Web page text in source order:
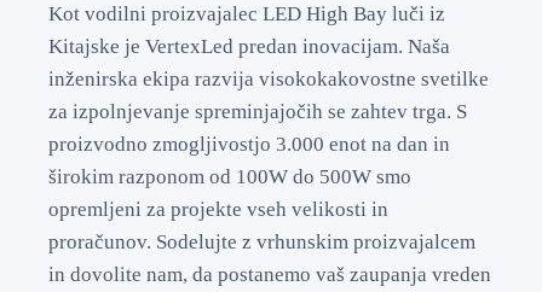
Kot vodilni proizvajalec LED High Bay luči iz
Kitajske je VertexLed predan inovacijam. Naša
inženirska ekipa razvija visokokakovostne svetilke
za izpolnjevanje spreminjajočih se zahtev trga. S
proizvodno zmogljivostjo 3.000 enot na dan in
širokim razponom od 100W do 500W smo
opremljeni za projekte vseh velikosti in
proračunov. Sodelujte z vrhunskim proizvajalcem
in dovolite nam, da postanemo vaš zaupanja vreden